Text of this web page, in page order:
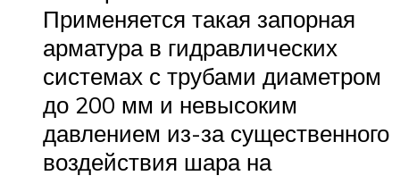
Применяется такая запорная
арматура в гидравлических
системах с трубами диаметром
до 200 мм и невысоким
давлением из-за существенного
воздействия шара на